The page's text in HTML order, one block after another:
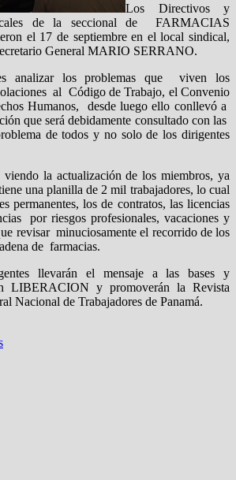
Los Directivos y
de la seccional de FARMACIAS
el 17 de septiembre en el local sindical,
General MARIO SERRANO.
analizar los problemas que viven los
al Código de Trabajo, el Convenio
Humanos, desde luego ello conllevó a
que será debidamente consultado con las
de todos y no solo de los dirigentes
viendo la actualización de los miembros, ya
una planilla de 2 mil trabajadores, lo cual
permanentes, los de contratos, las licencias
por riesgos profesionales, vacaciones y
revisar minuciosamente el recorrido de los
de farmacias.
llevarán el mensaje a las bases y
LIBERACION y promoverán la Revista
Nacional de Trabajadores de Panamá.